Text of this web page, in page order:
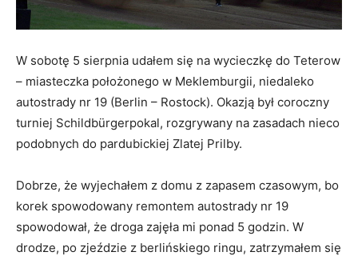
W sobotę 5 sierpnia udałem się na wycieczkę do Teterow
– miasteczka położonego w Meklemburgii, niedaleko
autostrady nr 19 (Berlin – Rostock). Okazją był coroczny
turniej Schildbürgerpokal, rozgrywany na zasadach nieco
podobnych do pardubickiej Zlatej Prilby.
Dobrze, że wyjechałem z domu z zapasem czasowym, bo
korek spowodowany remontem autostrady nr 19
spowodował, że droga zajęła mi ponad 5 godzin. W
drodze, po zjeździe z berlińskiego ringu, zatrzymałem się